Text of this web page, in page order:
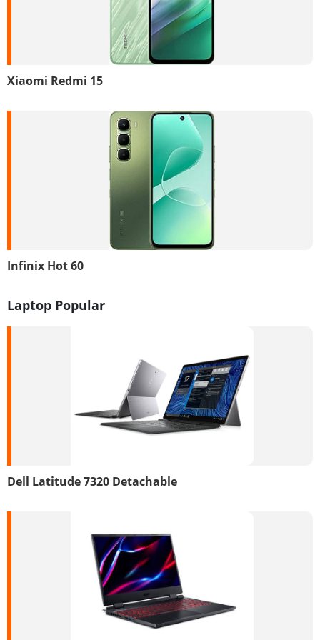
Xiaomi Redmi 15
Infinix Hot 60
Laptop Popular
Dell Latitude 7320 Detachable